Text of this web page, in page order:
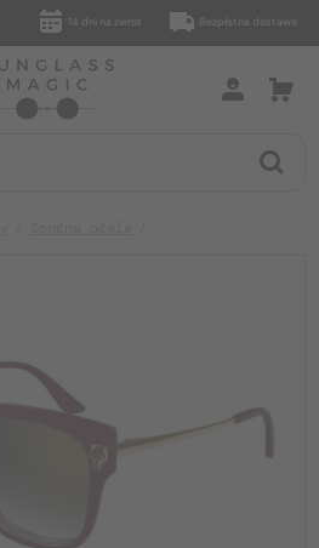
14 dni na zwrot Bezpłatna dostawa